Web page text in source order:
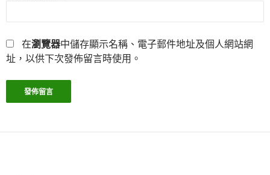
在瀏覽器中儲存顯示名稱、電子郵件地址及個人網站網
址，以供下次發佈留言時使用。